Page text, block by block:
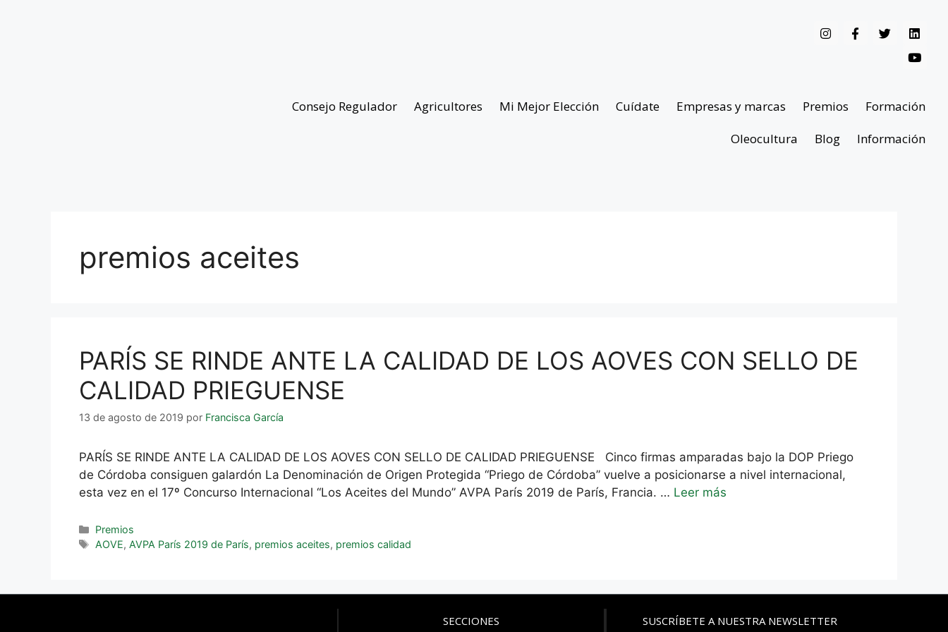
Consejo Regulador Agricultores Mi Mejor Elección Cuídate Empresas y marcas Premios
Formación
Oleocultura
Blog Información
premios aceites
PARÍS SE RINDE ANTE LA CALIDAD DE LOS AOVES CON SELLO DE
CALIDAD PRIEGUENSE
13 de agosto de 2019 por Francisca García
PARÍS SE RINDE ANTE LA CALIDAD DE LOS AOVES CON SELLO DE CALIDAD PRIEGUENSE Cinco firmas amparadas bajo la DOP Priego
de Córdoba consiguen galardón La Denominación de Origen Protegida “Priego de Córdoba” vuelve a posicionarse a nivel internacional,
esta vez en el 17º Concurso Internacional “Los Aceites del Mundo” AVPA París 2019 de París, Francia. … Leer más
Premios
AOVE,AVPA París 2019 de París, premios aceites, premios calidad
SECCIONES SUSCRÍBETE A NUESTRA NEWSLETTER